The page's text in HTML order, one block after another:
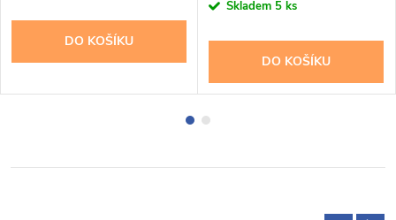
DO KOŠÍKU
cena:Skladem 5 ks
DO KOŠÍKU